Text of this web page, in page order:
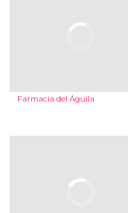
Farmacia del Águila